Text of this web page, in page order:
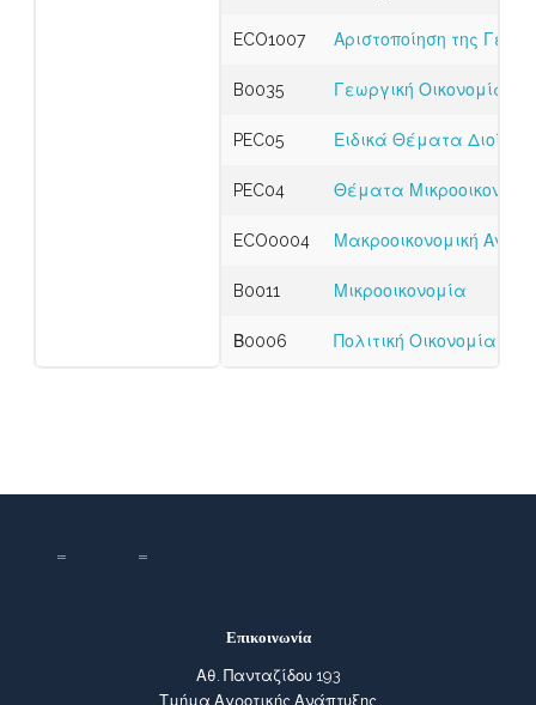
ECO1007 Αριστοποίηση της
B0035 Γεωργική Οικονομία
PEC05 Ειδικά Θέματα
PEC04 Θέματα
ECO0004 Μακροοικονομική
B0011 Μικροοικονομία
Β0006 Πολιτική Οικονομία
Επικοινωνία
Αθ. Πανταζίδου 193
Τμήμα Αγροτικής Ανάπτυξης